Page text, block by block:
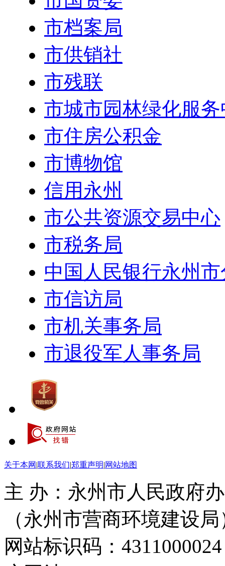
市档案局
市供销社
市残联
市城市园林绿化服
市住房公积金
市博物馆
信用永州
市公共资源交易中心
市税务局
中国人民银行永州
市信访局
市机关事务局
市退役军人事务局
关于本网 |联系我们|郑重声明|网站地图
主 办：永州市人民政府
（永州市营商环境建设局
网站标识码：